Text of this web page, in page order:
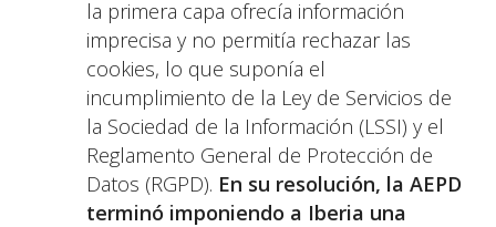
la primera capa ofrecía información
imprecisa y no permitía rechazar las
cookies, lo que suponía el
incumplimiento de la Ley de Servicios de
la Sociedad de la Información (LSSI) y el
Reglamento General de Protección de
Datos (RGPD). En su resolución, la AEPD
terminó imponiendo a Iberia una